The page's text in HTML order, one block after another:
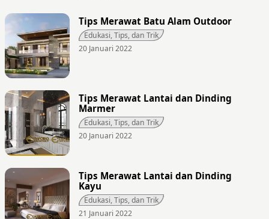
Tips Merawat Batu Alam Outdoor
Edukasi, Tips, dan Trik
20 Januari 2022
Tips Merawat Lantai dan Dinding
Marmer
Edukasi, Tips, dan Trik
20 Januari 2022
Tips Merawat Lantai dan Dinding
Kayu
Edukasi, Tips, dan Trik
21 Januari 2022